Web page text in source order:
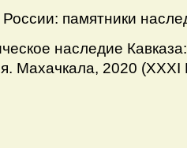
памятники
наследие
Махачкала, 2020 (ХХХI